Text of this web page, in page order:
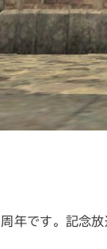
年です。記念放